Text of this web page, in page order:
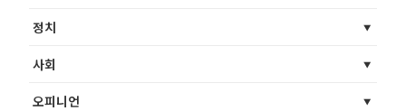
정치
사회
오피니언